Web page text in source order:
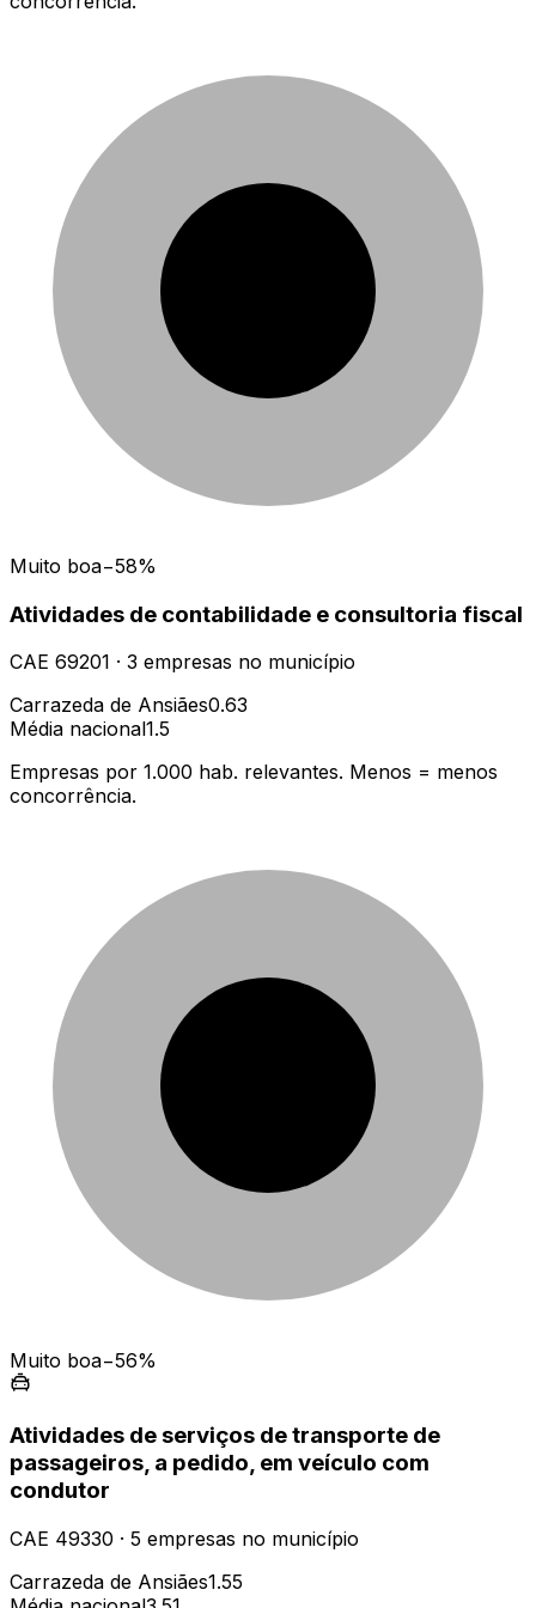
Muito boa−58%
Atividades de contabilidade e consultoria fiscal
CAE 69201 · 3 empresas no município
Carrazeda de Ansiães0.63
Média nacional1.5
Empresas por 1.000 hab. relevantes. Menos = menos
concorrência.
Muito boa−56%
Atividades de serviços de transporte de
passageiros, a pedido, em veículo com
condutor
CAE 49330 · 5 empresas no município
Carrazeda de Ansiães1.55